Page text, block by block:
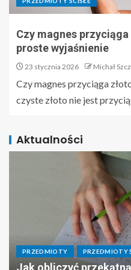
Czy magnes
proste wyjaśnienie
23 stycznia 2026 Michał
Czy magnes przyciąga
czyste złoto nie jest
Aktualności
PRZEDMIOTY PRZEDMIOTY
Jak obliczyć